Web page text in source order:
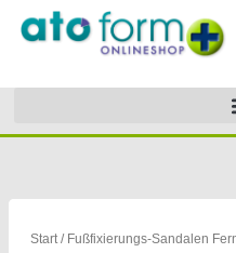
Inhalt
Start/ Fußfixierungs-Sandalen